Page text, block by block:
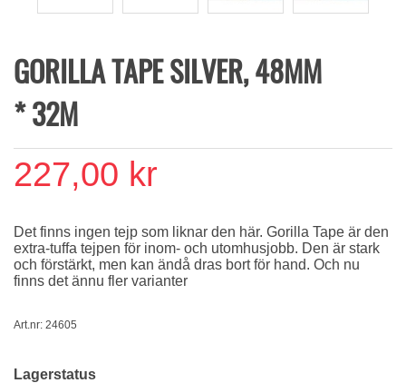
GORILLA TAPE SILVER, 48MM
* 32M
227,00 kr
Det finns ingen tejp som liknar den här. Gorilla Tape är den
extra-tuffa tejpen för inom- och utomhusjobb. Den är stark
och förstärkt, men kan ändå dras bort för hand. Och nu
finns det ännu fler varianter
Art.nr: 24605
Lagerstatus